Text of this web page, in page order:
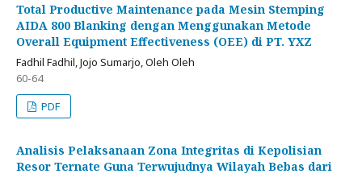
Total Productive Maintenance pada Mesin Stemping
AIDA 800 Blanking dengan Menggunakan Metode
Overall Equipment Effectiveness (OEE) di PT. YXZ
Fadhil Fadhil, Jojo Sumarjo, Oleh Oleh
60-64
PDF
Analisis Pelaksanaan Zona Integritas di Kepolisian
Resor Ternate Guna Terwujudnya Wilayah Bebas dari